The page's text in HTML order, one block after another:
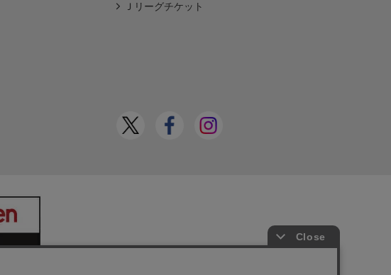
Ｊリーグチケット